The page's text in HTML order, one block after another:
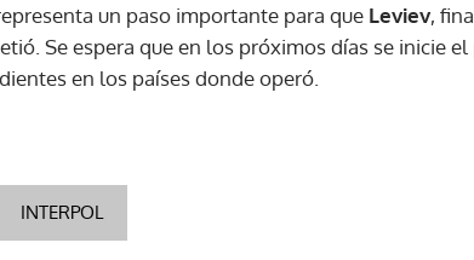
un paso importante para que Leviev,
Se espera que en los próximos días se inicie
en los países donde operó.
INTERPOL